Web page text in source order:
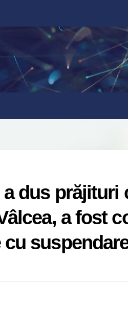
dus prăjituri
a fost